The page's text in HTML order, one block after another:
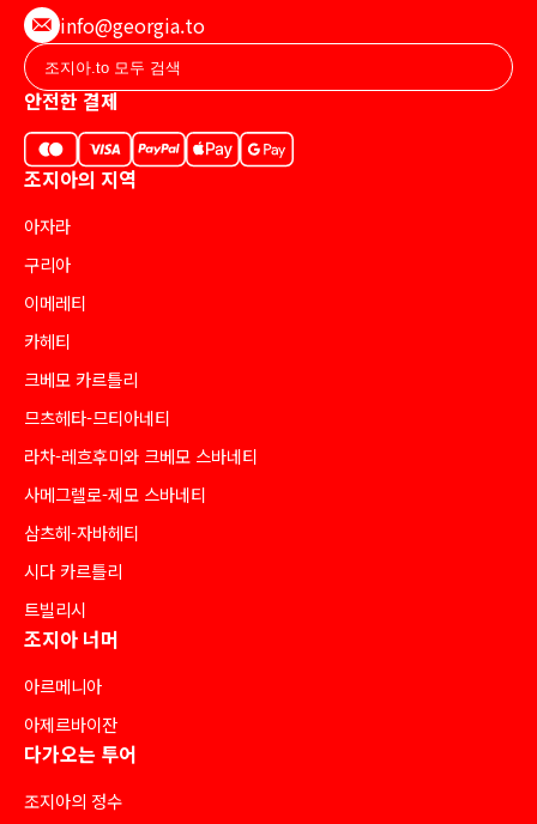
info@georgia.to
안전한 결제
조지아의 지역
아자라
구리아
이메레티
카헤티
크베모 카르틀리
므츠헤타-므티아네티
라차-레흐후미와 크베모 스바네티
사메그렐로-제모 스바네티
삼츠헤-자바헤티
시다 카르틀리
트빌리시
조지아 너머
아르메니아
아제르바이잔
다가오는 투어
조지아의 정수